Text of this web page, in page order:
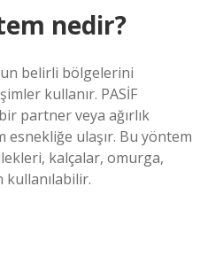
nedir?
belirli bölgelerini
kullanır. PASİF
partner veya ağırlık
esnekliğe ulaşır. Bu yöntem
kalçalar, omurga,